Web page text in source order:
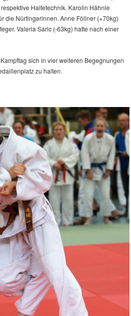
Haltetechnik. Karolin Hähnle
die Nürtingerinnen. Anne Föllner (+70kg)
Valeria Saric (-63kg) hatte nach einer
sich in vier weiteren Begegnungen
zu halten.